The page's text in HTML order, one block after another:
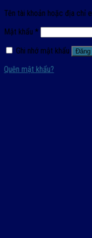
Tên tài khoản hoặc địa chỉ
Mật khẩu *
Ghi nhớ mật khẩu
Đăng
Quên mật khẩu?